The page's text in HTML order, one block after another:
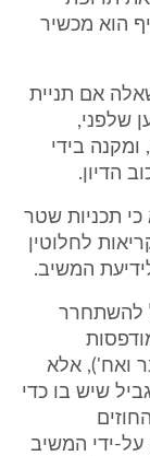
הוא מכשיר
אם תניית
שלפני,
בידי
הדיון.
תכניות שטר
לחלוטין
המשיב.
להשתחרר
"הם" נ' פיינר ואח'), אלא
שיש בו כדי
לא נטען על-ידי המשיב